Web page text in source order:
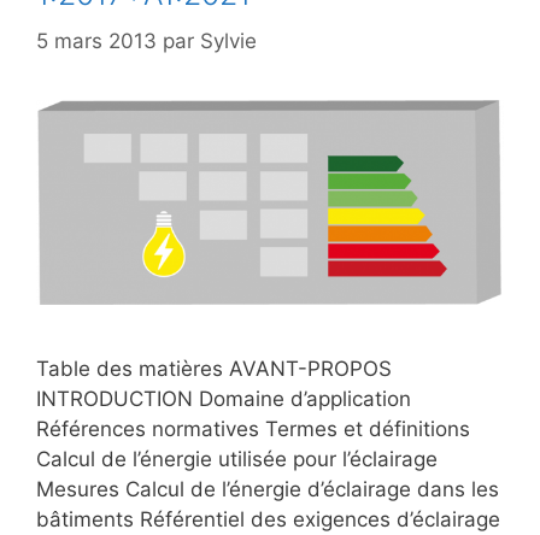
5 mars 2013 par Sylvie
Table des matières AVANT-PROPOS
INTRODUCTION Domaine d’application
Références normatives Termes et définitions
Calcul de l’énergie utilisée pour l’éclairage
Mesures Calcul de l’énergie d’éclairage dans les
bâtiments Référentiel des exigences d’éclairage